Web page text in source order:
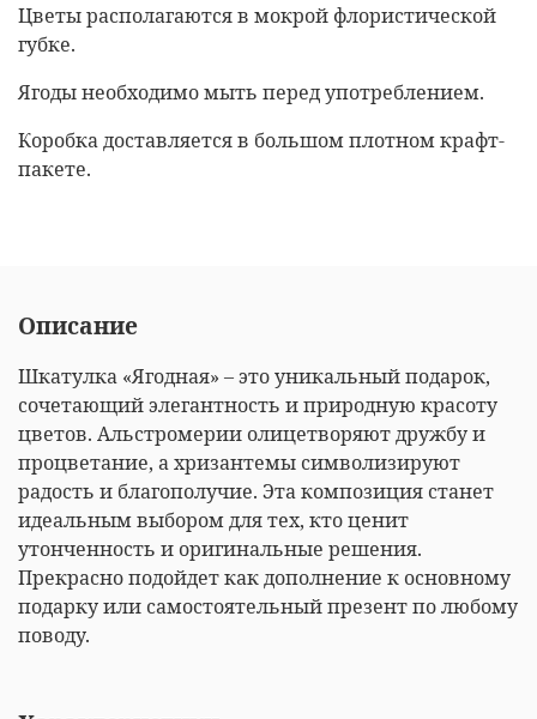
Цветы располагаются в мокрой флористической
губке.
Ягоды необходимо мыть перед употреблением.
Коробка доставляется в большом плотном крафт-
пакете.
Описание
Шкатулка «Ягодная» – это уникальный подарок,
сочетающий элегантность и природную красоту
цветов. Альстромерии олицетворяют дружбу и
процветание, а хризантемы символизируют
радость и благополучие. Эта композиция станет
идеальным выбором для тех, кто ценит
утонченность и оригинальные решения.
Прекрасно подойдет как дополнение к основному
подарку или самостоятельный презент по любому
поводу.